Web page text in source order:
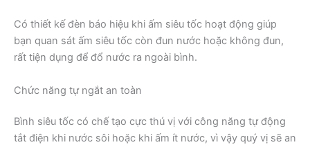
Có thiết kế đèn báo hiệu khi ấm siêu tốc hoạt động giúp
bạn quan sát ấm siêu tốc còn đun nước hoặc không đun,
rất tiện dụng để đổ nước ra ngoài bình.
Chức năng tự ngắt an toàn
Bình siêu tốc có chế tạo cực thú vị với công năng tự động
tắt điện khi nước sôi hoặc khi ấm ít nước, vì vậy quý vị sẽ an